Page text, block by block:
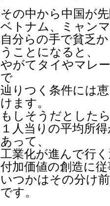
その中から中国が
ベトナム、ミャン
自分らの手で貧乏
うことになると、
やがてタイやマレ
で
辿りつく条件には
けます。
もしそうだとした
１人当りの平均所
あって、
工業化が進んで行
付加価値の創造に
いつかはその分け
です。